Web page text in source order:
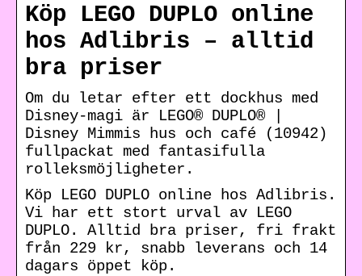
Köp LEGO DUPLO online
hos Adlibris – alltid
bra priser
Om du letar efter ett dockhus med
Disney-magi är LEGO® DUPLO® |
Disney Mimmis hus och café (10942)
fullpackat med fantasifulla
rolleksmöjligheter.
Köp LEGO DUPLO online hos Adlibris.
Vi har ett stort urval av LEGO
DUPLO. Alltid bra priser, fri frakt
från 229 kr, snabb leverans och 14
dagars öppet köp.